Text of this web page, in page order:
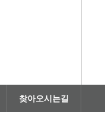
찾아오시는길